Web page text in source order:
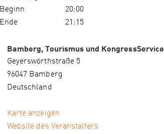
Beginn
20:00
Ende
21:15
Bamberg, Tourismus und KongressService
Geyerswörthstraße 5
96047 Bamberg
Deutschland
Karte anzeigen
Website des Veranstalters